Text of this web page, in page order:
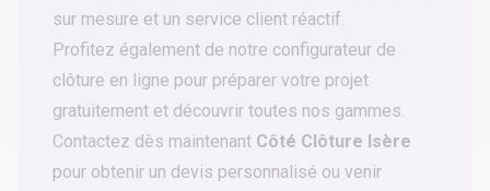
sur mesure et un service client réactif.
Profitez également de notre configurateur de
clôture en ligne pour préparer votre projet
gratuitement et découvrir toutes nos gammes.
Contactez dès maintenant Côté Clôture Isère
pour obtenir un devis personnalisé ou venir